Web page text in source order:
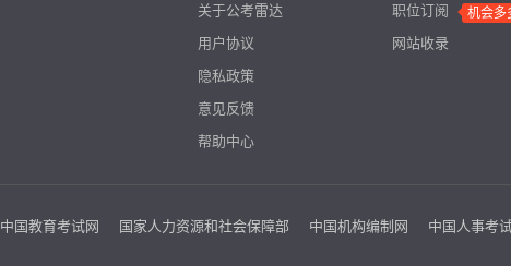
关于公考雷达
用户协议
隐私政策
意见反馈
帮助中心
职位订阅
网站收录
中国教育考试网 国家人力资源和社会保障部 中国机构编制网 中国人事考